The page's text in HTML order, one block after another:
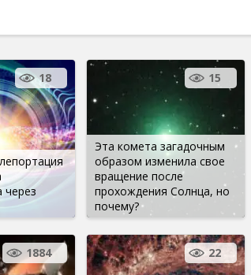
​​через
18
Эта комета загадочным
образом изменила свое
вращение после
прохождения Солнца, но
почему?
15
1884 22